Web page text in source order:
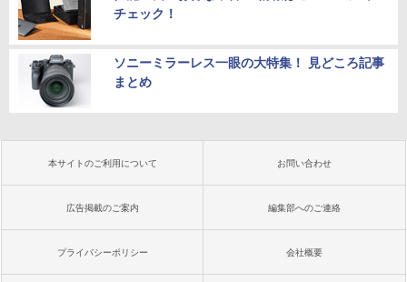
チェック！
ソニーミラーレス一眼の大特集！ 見どころ記事
まとめ
本サイトのご利用について お問い合わせ
広告掲載のご案内 編集部へのご連絡
プライバシーポリシー 会社概要